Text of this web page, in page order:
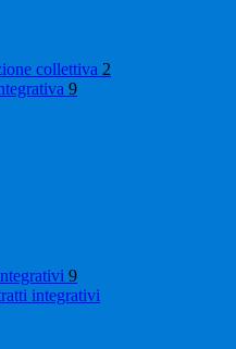
collettiva 2
9
9
integrativi